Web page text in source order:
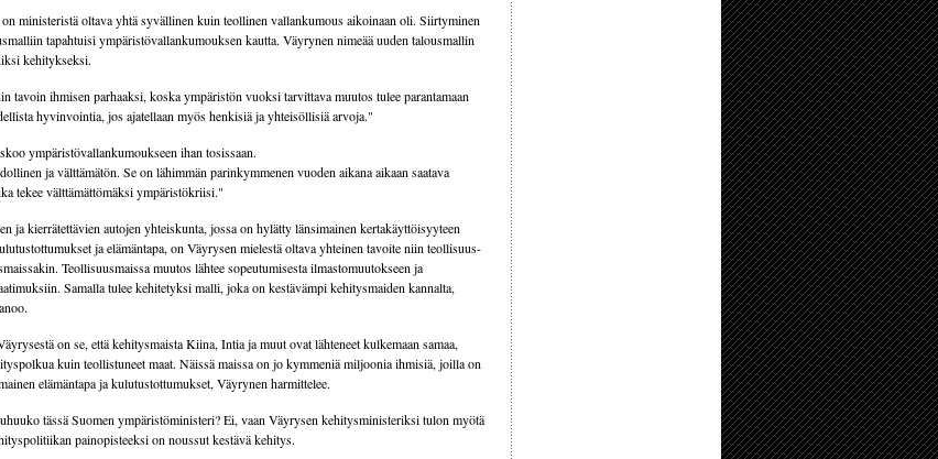
ministeristä oltava yhtä syvällinen kuin teollinen vallankumous aikoinaan oli. Siirtyminen
tapahtuisi ympäristövallankumouksen kautta. Väyrynen nimeää uuden talousmallin
kehitykseksi.
tavoin ihmisen parhaaksi, koska ympäristön vuoksi tarvittava muutos tulee parantamaan
hyvinvointia, jos ajatellaan myös henkisiä ja yhteisöllisiä arvoja."
ympäristövallankumoukseen ihan tosissaan.
ja välttämätön. Se on lähimmän parinkymmenen vuoden aikana aikaan saatava
tekee välttämättömäksi ympäristökriisi."
ja kierrätettävien autojen yhteiskunta, jossa on hylätty länsimainen kertakäyttöisyyteen
ja elämäntapa, on Väyrysen mielestä oltava yhteinen tavoite niin teollisuus-
Teollisuusmaissa muutos lähtee sopeutumisesta ilmastomuutokseen ja
Samalla tulee kehitetyksi malli, joka on kestävämpi kehitysmaiden kannalta,
on se, että kehitysmaista Kiina, Intia ja muut ovat lähteneet kulkemaan samaa,
kuin teollistuneet maat. Näissä maissa on jo kymmeniä miljoonia ihmisiä, joilla on
elämäntapa ja kulutustottumukset, Väyrynen harmittelee.
tässä Suomen ympäristöministeri? Ei, vaan Väyrysen kehitysministeriksi tulon myötä
painopisteeksi on noussut kestävä kehitys.